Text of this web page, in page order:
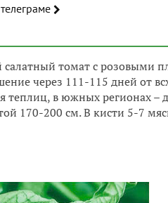
на нас в телеграме
томат с розовыми
через 111-115 дней от
теплиц, в южных регионах –
170-200 см. В кисти 5-7